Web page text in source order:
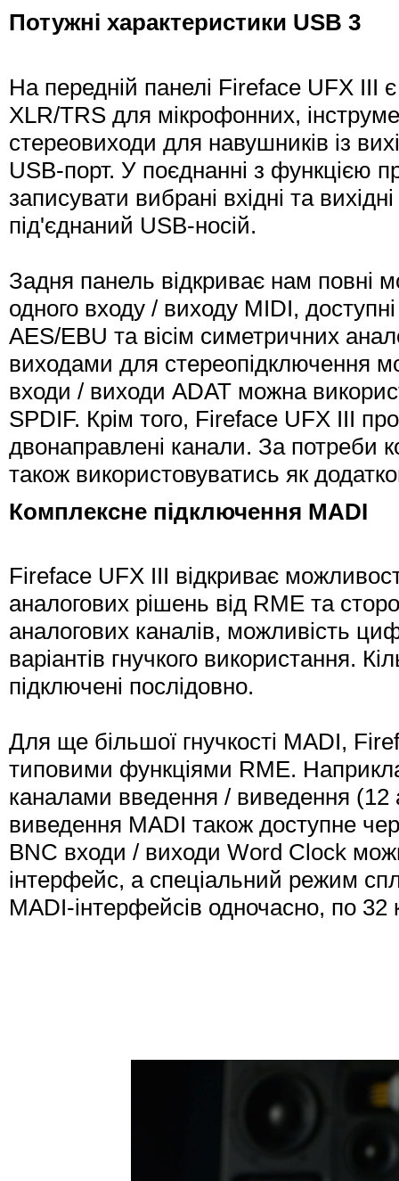
Потужні характеристики USB 3
На передній панелі Fireface UFX III
XLR/TRS для мікрофонних,
стереовиходи для навушників із
USB-порт. У поєднанні з функцією
записувати вибрані вхідні та
під'єднаний USB-носій.
Задня панель відкриває нам повні
одного входу / виходу MIDI,
AES/EBU та вісім симетричних
виходами для стереопідключення
входи / виходи ADAT можна
SPDIF. Крім того, Fireface UFX III
двонаправлені канали. За потреби
також використовуватись як
Комплексне підключення MADI
Fireface UFX III відкриває
аналогових рішень від RME та
аналогових каналів, можливість
варіантів гнучкого використання.
підключені послідовно.
Для ще більшої гнучкості MADI,
типовими функціями RME.
каналами введення / виведення
виведення MADI також доступне
BNC входи / виходи Word Clock
інтерфейс, а спеціальний режим
MADI-інтерфейсів одночасно, по